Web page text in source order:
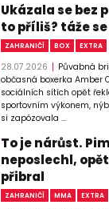
Ukázala se bez
to příliš? táže
ZAHRANIČÍ BOX EXTRA
28.07.2026
Půvabná
občasná boxerka Amber
sociálních sítích opět
sportovním výkonem,
si zapózovala ...
To je nárůst.
neposlechl,
přibral
ZAHRANIČÍ MMA EXTRA